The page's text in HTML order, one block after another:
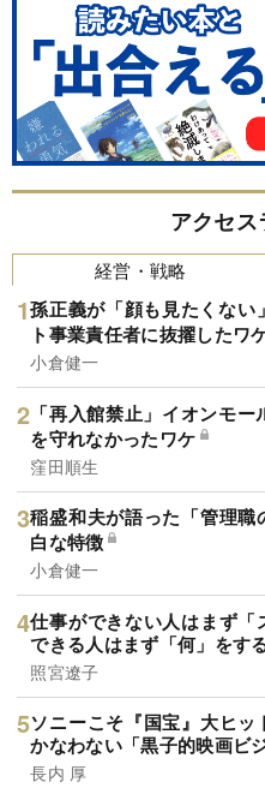
アクセ
経営・戦略
孫正義が「顔も見たくない
ト事業責任者に抜擢したワ
小倉健一
「再入館禁止」イオンモ
を守れなかったワケ
窪田順生
稲盛和夫が語った「管理
白な特徴
小倉健一
仕事ができない人はまず
できる人はまず「何」をす
照宮遼子
ソニーこそ『国宝』大ヒ
かなわない「黒子的映画ビ
長内 厚